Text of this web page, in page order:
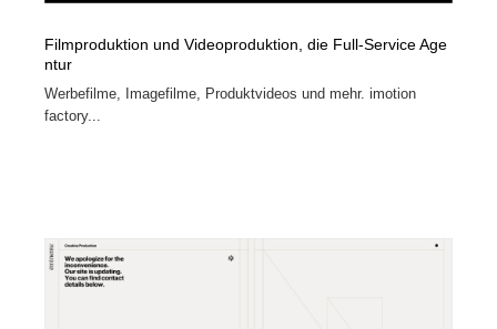
Filmproduktion und Videoproduktion, die Full-Service Age
ntur
Werbefilme, Imagefilme, Produktvideos und mehr. imotion
factory...